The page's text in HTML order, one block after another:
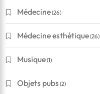
Médecine(26)
Médecine esthétique(26)
Musique(1)
Objets pubs(2)